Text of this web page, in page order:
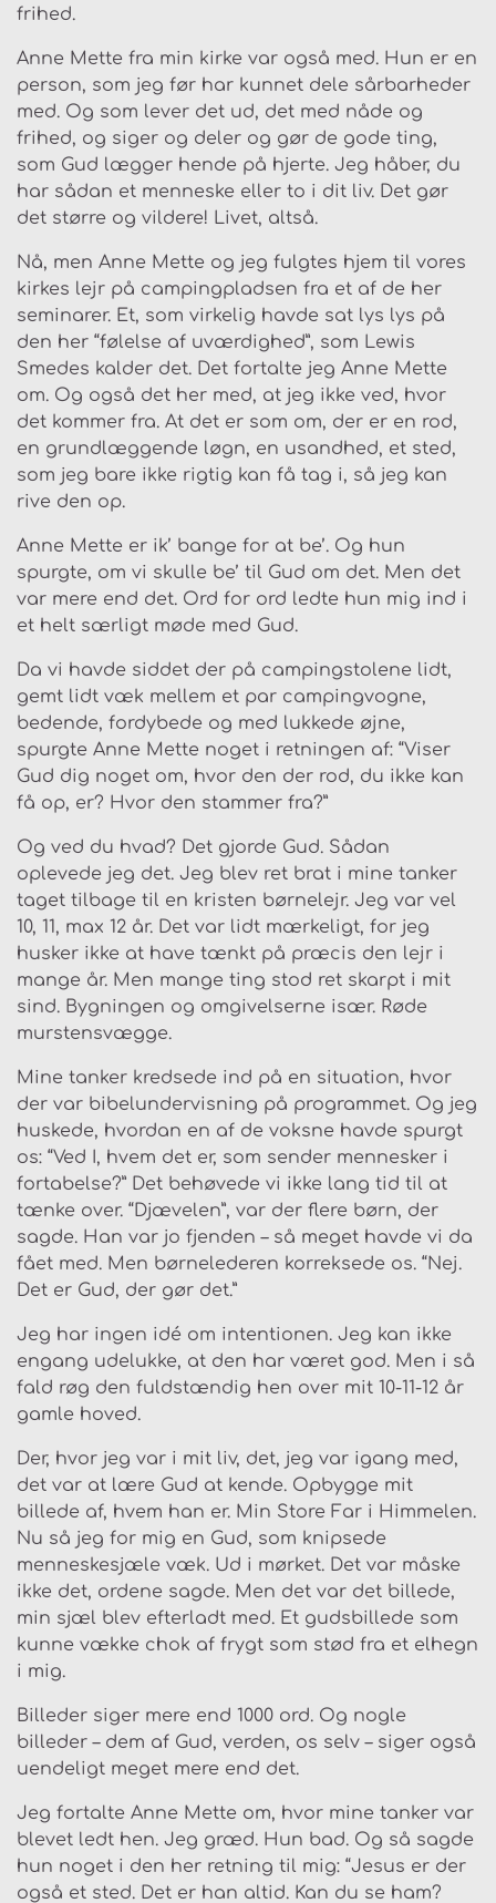
frihed.
Anne Mette fra min kirke var også med. Hun er en
person, som jeg før har kunnet dele sårbarheder
med. Og som lever det ud, det med nåde og
frihed, og siger og deler og gør de gode ting,
som Gud lægger hende på hjerte. Jeg håber, du
har sådan et menneske eller to i dit liv. Det gør
det større og vildere! Livet, altså.
Nå, men Anne Mette og jeg fulgtes hjem til vores
kirkes lejr på campingpladsen fra et af de her
seminarer. Et, som virkelig havde sat lys lys på
den her “følelse af uværdighed”, som Lewis
Smedes kalder det. Det fortalte jeg Anne Mette
om. Og også det her med, at jeg ikke ved, hvor
det kommer fra. At det er som om, der er en rod,
en grundlæggende løgn, en usandhed, et sted,
som jeg bare ikke rigtig kan få tag i, så jeg kan
rive den op.
Anne Mette er ik’ bange for at be’. Og hun
spurgte, om vi skulle be’ til Gud om det. Men det
var mere end det. Ord for ord ledte hun mig ind i
et helt særligt møde med Gud.
Da vi havde siddet der på campingstolene lidt,
gemt lidt væk mellem et par campingvogne,
bedende, fordybede og med lukkede øjne,
spurgte Anne Mette noget i retningen af: “Viser
Gud dig noget om, hvor den der rod, du ikke kan
få op, er? Hvor den stammer fra?”
Og ved du hvad? Det gjorde Gud. Sådan
oplevede jeg det. Jeg blev ret brat i mine tanker
taget tilbage til en kristen børnelejr. Jeg var vel
10, 11, max 12 år. Det var lidt mærkeligt, for jeg
husker ikke at have tænkt på præcis den lejr i
mange år. Men mange ting stod ret skarpt i mit
sind. Bygningen og omgivelserne især. Røde
murstensvægge.
Mine tanker kredsede ind på en situation, hvor
der var bibelundervisning på programmet. Og jeg
huskede, hvordan en af de voksne havde spurgt
os: “Ved I, hvem det er, som sender mennesker i
fortabelse?” Det behøvede vi ikke lang tid til at
tænke over. “Djævelen”, var der flere børn, der
sagde. Han var jo fjenden – så meget havde vi da
fået med. Men børnelederen korreksede os. “Nej.
Det er Gud, der gør det.”
Jeg har ingen idé om intentionen. Jeg kan ikke
engang udelukke, at den har været god. Men i så
fald røg den fuldstændig hen over mit 10-11-12 år
gamle hoved.
Der, hvor jeg var i mit liv, det, jeg var igang med,
det var at lære Gud at kende. Opbygge mit
billede af, hvem han er. Min Store Far i Himmelen.
Nu så jeg for mig en Gud, som knipsede
menneskesjæle væk. Ud i mørket. Det var måske
ikke det, ordene sagde. Men det var det billede,
min sjæl blev efterladt med. Et gudsbillede som
kunne vække chok af frygt som stød fra et elhegn
i mig.
Billeder siger mere end 1000 ord. Og nogle
billeder – dem af Gud, verden, os selv – siger også
uendeligt meget mere end det.
Jeg fortalte Anne Mette om, hvor mine tanker var
blevet ledt hen. Jeg græd. Hun bad. Og så sagde
hun noget i den her retning til mig: “Jesus er der
også et sted. Det er han altid. Kan du se ham?